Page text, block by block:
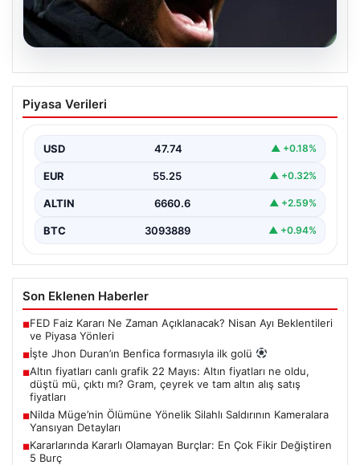
İşte Jhon Duran’ın Benfica formasıyla
ilk golü
Piyasa Verileri
USD 47.74 ▲ +0.18%
EUR 55.25 ▲ +0.32%
ALTIN 6660.6 ▲ +2.59%
BTC 3093889 ▲ +0.94%
Son Eklenen Haberler
■FED Faiz Kararı Ne Zaman Açıklanacak? Nisan Ayı Beklentileri
ve Piyasa Yönleri
■İşte Jhon Duran’ın Benfica formasıyla ilk golü
■Altın fiyatları canlı grafik 22 Mayıs: Altın fiyatları ne oldu,
düştü mü, çıktı mı? Gram, çeyrek ve tam altın alış satış
fiyatları
■Nilda Müge’nin Ölümüne Yönelik Silahlı Saldırının Kameralara
Yansıyan Detayları
■Kararlarında Kararlı Olamayan Burçlar: En Çok Fikir Değiştiren
5 Burç